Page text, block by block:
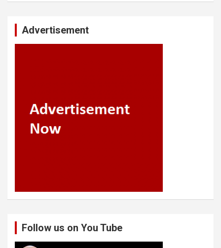
Advertisement
Follow us on You Tube